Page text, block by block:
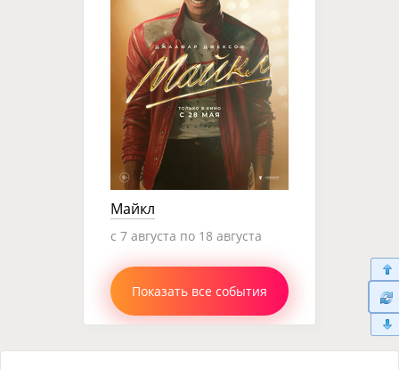
Майкл
c 7 августа по 18 августа
Показать все события